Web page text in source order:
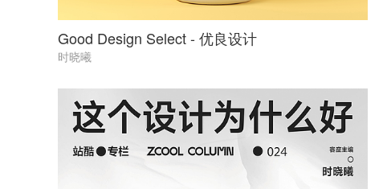
Good Design Select - 优良设计
时晓曦